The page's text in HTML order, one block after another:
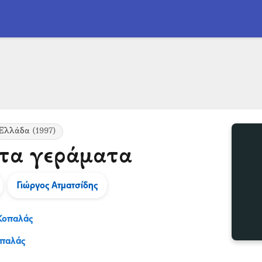
(1997)
γεράματα
Γιώργος Ατματσίδης